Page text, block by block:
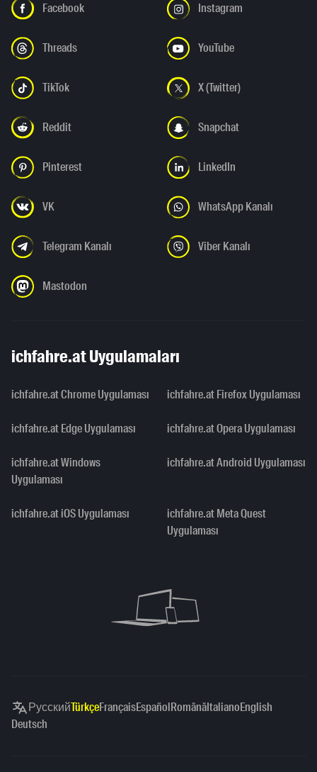
Facebook Instagram
Threads YouTube
TikTok X (Twitter)
Reddit Snapchat
Pinterest LinkedIn
VK WhatsApp Kanalı
Telegram Kanalı Viber Kanalı
Mastodon
ichfahre.at Uygulamaları
ichfahre.at Chrome Uygulaması ichfahre.at Firefox Uygulaması
ichfahre.at Edge Uygulaması ichfahre.at Opera Uygulaması
ichfahre.at Windows
Uygulaması
ichfahre.at Android Uygulaması
ichfahre.at iOS Uygulaması
ichfahre.at Meta Quest
Uygulaması
РусскийTürkçeFrançaisEspañolRomânăItalianoEnglish
Deutsch